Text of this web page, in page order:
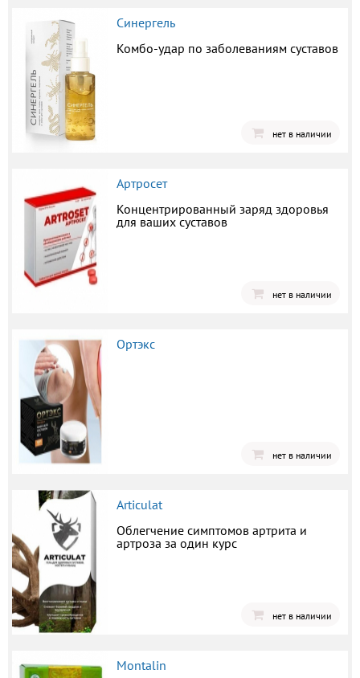
Синергель
Комбо-удар по заболеваниям суставов
нет в наличии
Артросет
Концентрированный заряд здоровья
для ваших суставов
нет в наличии
Ортэкс
нет в наличии
Articulat
Облегчение симптомов артрита и
артроза за один курс
нет в наличии
Montalin